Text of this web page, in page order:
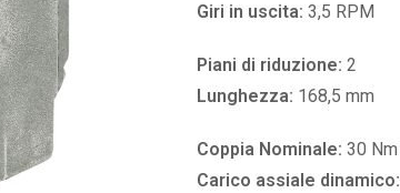
Giri in uscita: 3,5 RPM
Piani di riduzione: 2
Lunghezza: 168,5 mm
Coppia Nominale: 30 Nm
Carico assiale dinamico: